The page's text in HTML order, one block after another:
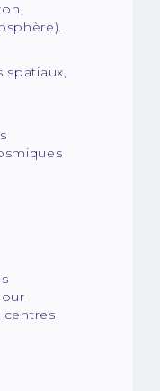
spatiaux,
centres